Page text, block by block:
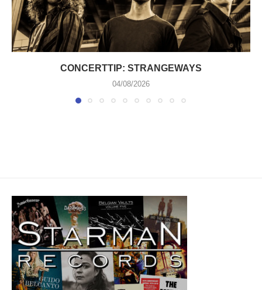
CONCERTTIP: STRANGEWAYS
04/08/2026